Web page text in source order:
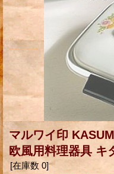
マルワイ印
欧風用料理器具 キ
[在庫数 0]